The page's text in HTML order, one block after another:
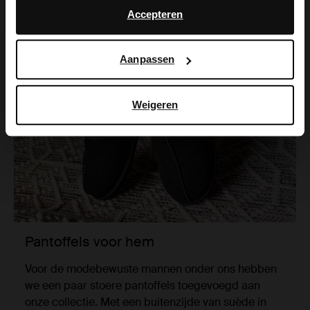
advertentie- en meetdoeleinden. Meer informatie over
hoe Google uw persoonsgegevens gebruikt, vindt u op
Accepteren
Aanpassen
Weigeren
Pantoffels voor hem
Voor de modebewuste mannen onder ons hebben
we een paar stoere pantoffels toegevoegd aan
onze collectie. Met een buitenzijde van suède in